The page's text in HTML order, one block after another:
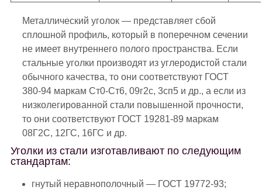
Металлический уголок — представляет сбой
сплошной профиль, который в поперечном сечении
не имеет внутреннего полого пространства. Если
стальные уголки производят из углеродистой стали
обычного качества, то они соответствуют ГОСТ
380-94 маркам Ст0-Ст6, 09г2с, 3сп5 и др., а если из
низколегированной стали повышенной прочности,
то они соответствуют ГОСТ 19281-89 маркам
08Г2С, 12ГС, 16ГС и др.
Уголки из стали изготавливают по следующим
стандартам:
гнутый неравнополочный — ГОСТ 19772-93;